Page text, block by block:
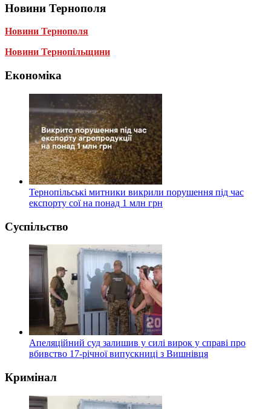
Новини Тернополя
Новини Тернополя
Новини Тернопільщини
Економіка
Тернопільські митники викрили порушення під час
експорту сої на понад 1 млн грн
Суспільство
Апеляційний суд залишив у силі вирок у справі про
вбивство 17-річної випускниці з Вишнівця
Кримінал